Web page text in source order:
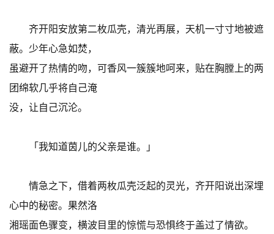
齐开阳安放第二枚瓜壳，清光再展，天机一寸寸地被遮
蔽。少年心急如焚，
虽避开了热情的吻，可香风一簇簇地呵来，贴在胸膛上的两
团绵软几乎将自己淹
没，让自己沉沦。
「我知道茵儿的父亲是谁。」
情急之下，借着两枚瓜壳泛起的灵光，齐开阳说出深埋
心中的秘密。果然洛
湘瑶面色骤变，横波目里的惊慌与恐惧终于盖过了情欲。